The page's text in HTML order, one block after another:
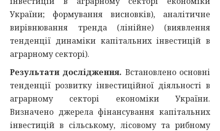
України; формування висновків), аналітичне
вирівнювання тренда (лінійне) (виявлення
тенденції динаміки капітальних інвестицій в
аграрному секторі).
Результати дослідження. Встановлено основні
тенденції розвитку інвестиційної діяльності в
аграрному секторі економіки України.
Визначено джерела фінансування капітальних
інвестицій в сільському, лісовому та рибному